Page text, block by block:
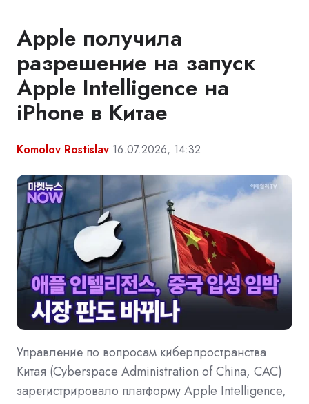
Apple получила
разрешение на запуск
Apple Intelligence на
iPhone в Китае
Komolov Rostislav 16.07.2026, 14:32
Управление по вопросам киберпространства
Китая (Cyberspace Administration of China, CAC)
зарегистрировало платформу Apple Intelligence,